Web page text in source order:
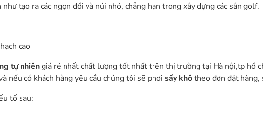
tạo ra các ngọn đồi và núi nhỏ, chẳng hạn trong xây dựng các sân golf.
cao
tự nhiêngiá rẻ nhất chất lượng tốt nhất trên thị trường tại Hà nội,tp hồ
nếu có khách hàng yêu cầu chúng tôi sẽ phơi sấy khôtheo đơn đặt hàng,
tố sau: